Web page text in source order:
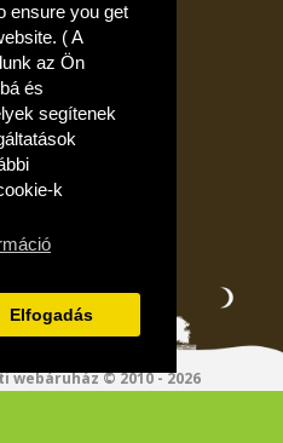
ensure you get
( A
az Ön
és
segítenek
k
Elfogadás
ajánlatok
webáruház © 2010 - 2026